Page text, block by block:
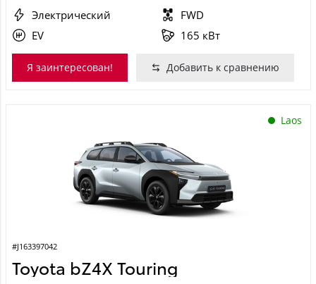
Электрический
FWD
EV
165 кВт
Я заинтересован! Добавить к сравнению
Laos
#J163397042
Toyota bZ4X Touring